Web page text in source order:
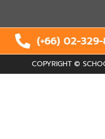
(+66) 02-
COPYRIGHT ©